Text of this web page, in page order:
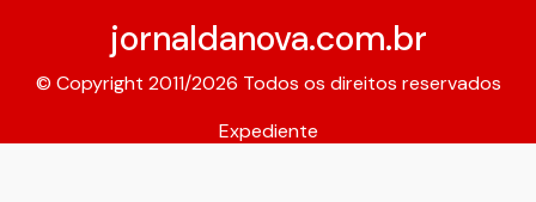
jornaldanova.com.br
© Copyright 2011/2026 Todos os direitos reservados
Expediente